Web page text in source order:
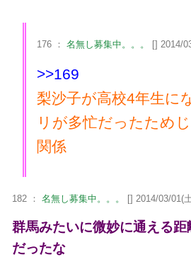
176 ： 名無し募集中。。。 [] 2014/
>>169
梨沙子が高校4年生に
リが多忙だったため
関係
182 ： 名無し募集中。。。 [] 2014/03/01(
群馬みたいに微妙に通える
だったな